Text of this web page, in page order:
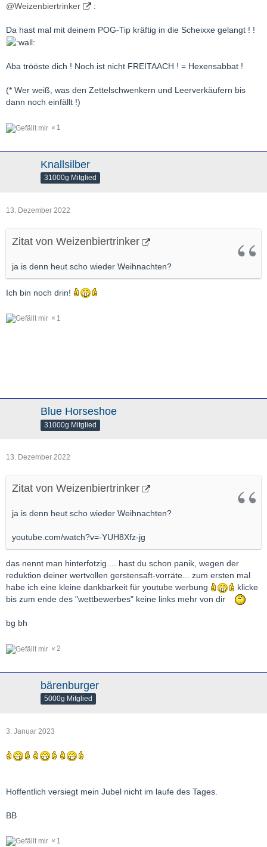
@Weizenbiertrinker :
Da hast mal mit deinem POG-Tip kräftig in die Scheixxe gelangt ! !
Aba trööste dich ! Noch ist nicht FREITAACH ! = Hexensabbat !
(* Wer weiß, was den Zettelschwenkern und Leerverkäufern bis
dann noch einfällt !)
1
Knallsilber
31000g Mitglied
13. Dezember 2022
Zitat von Weizenbiertrinker
ja is denn heut scho wieder Weihnachten?
Ich bin noch drin!
1
Blue Horseshoe
31000g Mitglied
13. Dezember 2022
Zitat von Weizenbiertrinker
ja is denn heut scho wieder Weihnachten?
youtube.com/watch?v=-YUH8Xfz-jg
das nennt man hinterfotzig.... hast du schon panik, wegen der
reduktion deiner wertvollen gerstensaft-vorräte... zum ersten mal
habe ich eine kleine dankbarkeit für youtube werbung
klicke
bis zum ende des "wettbewerbes" keine links mehr von dir
bg bh
2
bärenburger
5000g Mitglied
3. Januar 2023
Hoffentlich versiegt mein Jubel nicht im laufe des Tages.
BB
1